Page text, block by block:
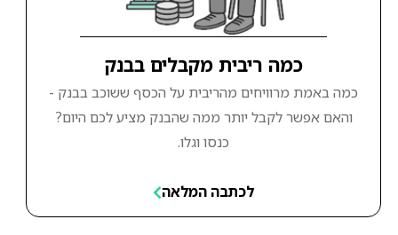
כמה ריבית מקבלים בבנק
כמה באמת מרוויחים מהריבית על הכסף ששוכב בבנק -
והאם אפשר לקבל יותר ממה שהבנק מציע לכם היום?
כנסו וגלו.
לכתבה המלאה